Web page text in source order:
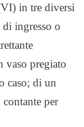
in tre diversi
ingresso o
vaso pregiato
caso; di un
per